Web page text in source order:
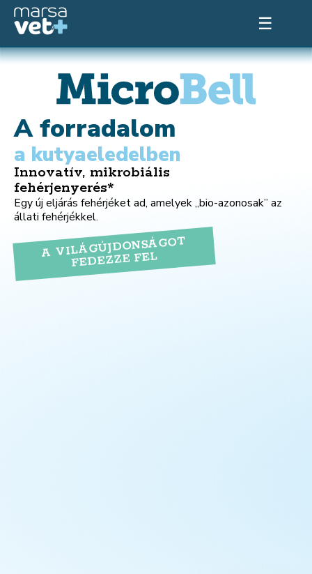
☰
A forradalom
a kutyaeledelben
Innovatív, mikrobiális
fehérjenyerés*
Egy új eljárás fehérjéket ad, amelyek „bio-azonosak” az
állati fehérjékkel.
A VILÁGÚJDONSÁGOT
FEDEZZE FEL